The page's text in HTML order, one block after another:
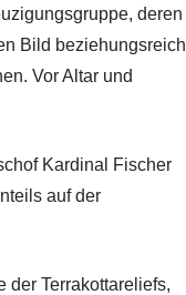
deren
Bild beziehungsreich
Vor Altar und
Kardinal Fischer
auf der
der Terrakottareliefs,